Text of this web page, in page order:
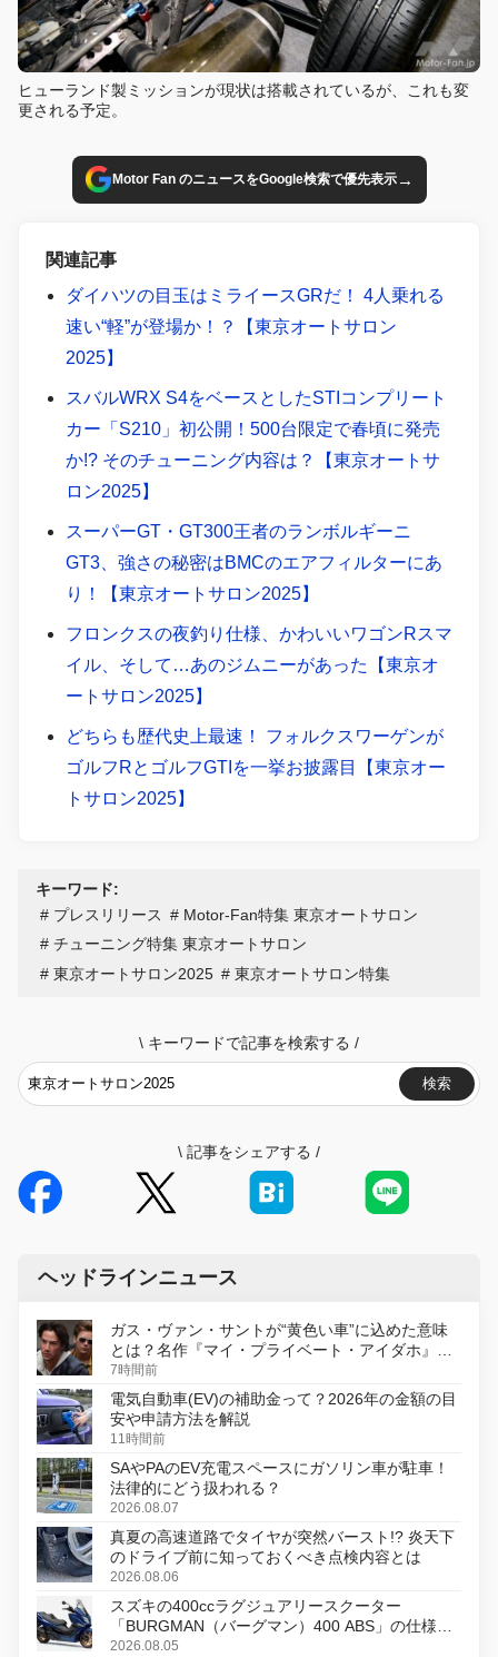
ヒューランド製ミッションが現状は搭載されているが、これも変
更される予定。
Motor Fan のニュースをGoogle検索で優先表示→
関連記事
ダイハツの目玉はミライースGRだ！ 4人乗れる
速い“軽”が登場か！？【東京オートサロン
2025】
スバルWRX S4をベースとしたSTIコンプリート
カー「S210」初公開！500台限定で春頃に発売
か!? そのチューニング内容は？【東京オートサ
ロン2025】
スーパーGT・GT300王者のランボルギーニ
GT3、強さの秘密はBMCのエアフィルターにあ
り！【東京オートサロン2025】
フロンクスの夜釣り仕様、かわいいワゴンRスマ
イル、そして…あのジムニーがあった【東京オ
ートサロン2025】
どちらも歴代史上最速！ フォルクスワーゲンが
ゴルフRとゴルフGTIを一挙お披露目【東京オー
トサロン2025】
キーワード:
プレスリリース
Motor-Fan特集 東京オートサロン
チューニング特集 東京オートサロン
東京オートサロン2025
東京オートサロン特集
\ キーワードで記事を検索する /
検索
\ 記事をシェアする /
ヘッドラインニュース
ガス・ヴァン・サントが“黄色い車”に込めた意味
とは？名作『マイ・プライベート・アイダホ』が
初のデジタルリマスター版で復活
7時間前
電気自動車(EV)の補助金って？2026年の金額の目
安や申請方法を解説
11時間前
SAやPAのEV充電スペースにガソリン車が駐車！
法律的にどう扱われる？
2026.08.07
真夏の高速道路でタイヤが突然バースト!? 炎天下
のドライブ前に知っておくべき点検内容とは
2026.08.06
スズキの400ccラグジュアリースクーター
「BURGMAN（バーグマン）400 ABS」の仕様を
変更し、8月18日に発売
2026.08.05